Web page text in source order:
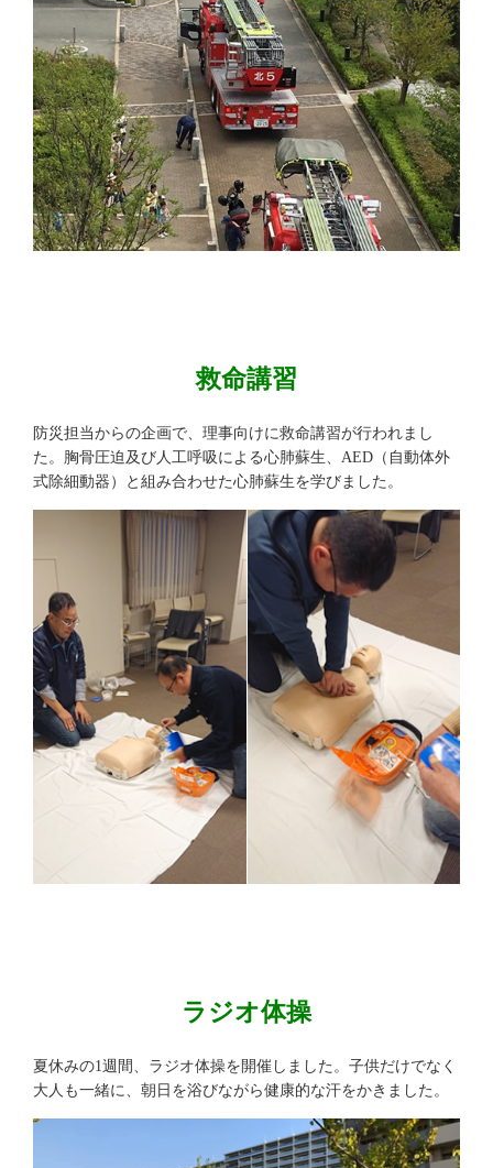
救命講習
防災担当からの企画で、理事向けに救命講習が行われまし
た。胸骨圧迫及び人工呼吸による心肺蘇生、AED（自動体外
式除細動器）と組み合わせた心肺蘇生を学びました。
ラジオ体操
夏休みの1週間、ラジオ体操を開催しました。子供だけでなく
大人も一緒に、朝日を浴びながら健康的な汗をかきました。